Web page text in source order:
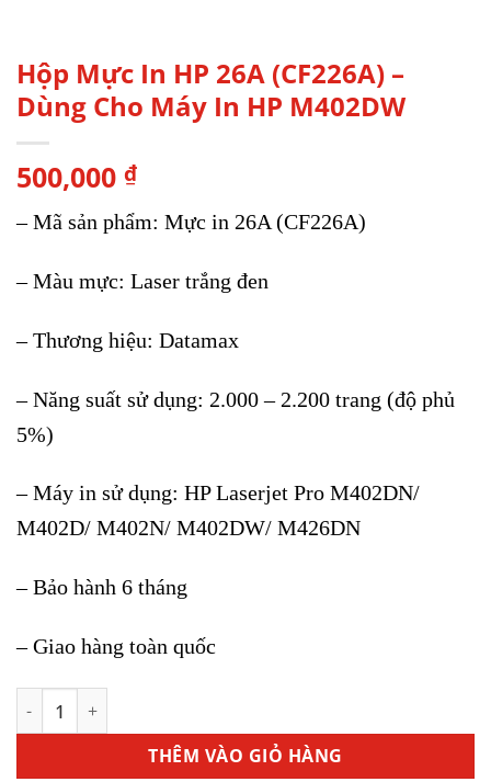
Hộp Mực In HP 26A (CF226A) –
Dùng Cho Máy In HP M402DW
500,000 ₫
– Mã sản phẩm: Mực in 26A (CF226A)
– Màu mực: Laser trắng đen
– Thương hiệu: Datamax
– Năng suất sử dụng: 2.000 – 2.200 trang (độ phủ
5%)
– Máy in sử dụng: HP Laserjet Pro M402DN/
M402D/ M402N/ M402DW/ M426DN
– Bảo hành 6 tháng
– Giao hàng toàn quốc
THÊM VÀO GIỎ HÀNG